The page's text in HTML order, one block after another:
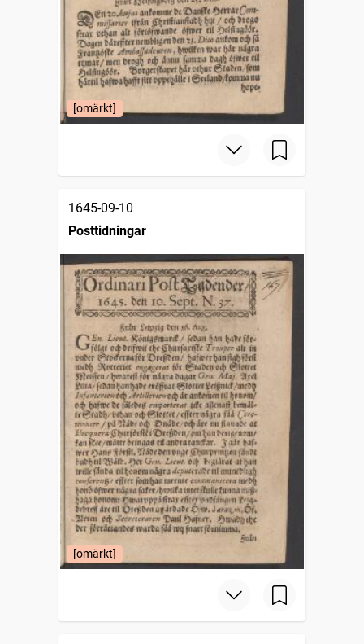
[omärkt]
1645-09-10
Posttidningar
[omärkt]